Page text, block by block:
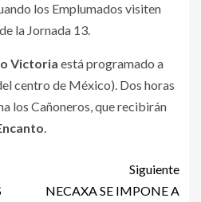
los Emplumados visiten
la Jornada 13.
Victoria está programado a
centro de México). Dos horas
los Cañoneros, que recibirán
.
Siguiente
NECAXA SE IMPONE A